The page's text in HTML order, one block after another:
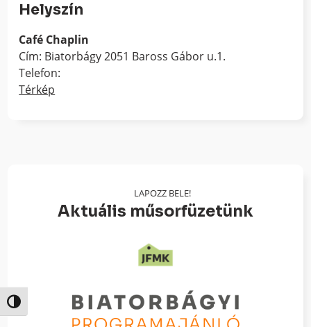
Nagy kontraszt váltása
Helyszín
Café Chaplin
Cím: Biatorbágy 2051 Baross Gábor u.1.
Telefon:
Térkép
LAPOZZ BELE!
Aktuális műsorfüzetünk